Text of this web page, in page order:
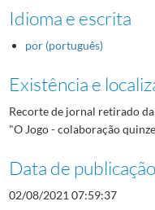
Idioma e escrita
por (português)
Existência e
Recorte de jornal retirado da
"O Jogo - colaboração
Data de publicação
02/08/2021 07:59:37